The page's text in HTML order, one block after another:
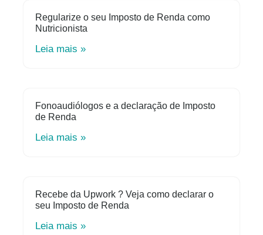
Regularize o seu Imposto de Renda como
Nutricionista
Leia mais »
Fonoaudiólogos e a declaração de Imposto
de Renda
Leia mais »
Recebe da Upwork ? Veja como declarar o
seu Imposto de Renda
Leia mais »